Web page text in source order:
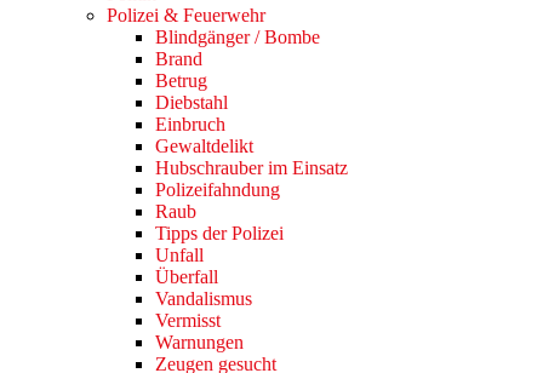
Polizei & Feuerwehr
Blindgänger / Bombe
Brand
Betrug
Diebstahl
Einbruch
Gewaltdelikt
Hubschrauber im Einsatz
Polizeifahndung
Raub
Tipps der Polizei
Unfall
Überfall
Vandalismus
Vermisst
Warnungen
Zeugen gesucht